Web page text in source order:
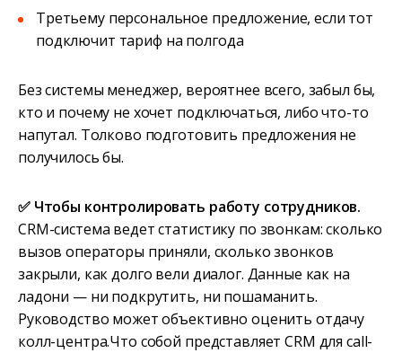
Третьему персональное предложение, если тот
подключит тариф на полгода
Без системы менеджер, вероятнее всего, забыл бы,
кто и почему не хочет подключаться, либо что-то
напутал. Толково подготовить предложения не
получилось бы.
✅ Чтобы контролировать работу сотрудников.
CRM-система ведет статистику по звонкам: сколько
вызов операторы приняли, сколько звонков
закрыли, как долго вели диалог. Данные как на
ладони — ни подкрутить, ни пошаманить.
Руководство может объективно оценить отдачу
колл-центра.Что собой представляет CRM для call-